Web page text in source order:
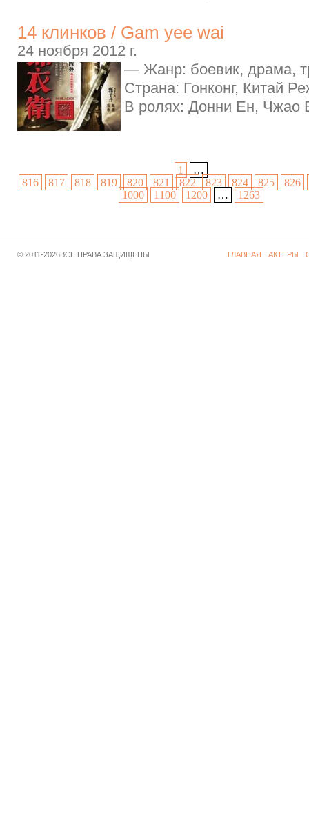
14 клинков / Gam yee wai
24 ноября 2012 г.
— Жанр: боевик, драма,
Страна: Гонконг, Китай
В ролях: Донни Ен, Чжао
1
…
816
817 818 819 820 821 822 823 824 825
826
1000
1100 1200 … 1263
© 2011-2026ВСЕ ПРАВА ЗАЩИЩЕНЫ ГЛАВНАЯ АКТЕРЫ